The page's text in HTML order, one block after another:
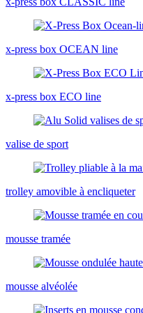
x-press box OCEAN line
x-press box ECO line
valise de sport
trolley amovible à encliqueter
mousse tramée
mousse alvéolée